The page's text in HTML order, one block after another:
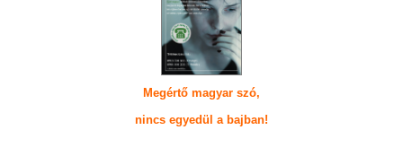
Megértő magyar szó,
nincs egyedül a bajban!